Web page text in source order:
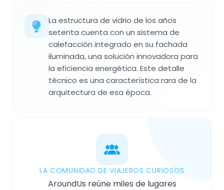
La estructura de vidrio de los años
setenta cuenta con un sistema de
calefacción integrado en su fachada
iluminada, una solución innovadora para
la eficiencia energética. Este detalle
técnico es una característica rara de la
arquitectura de esa época.
LA COMUNIDAD DE VIAJEROS CURIOSOS
AroundUs reúne miles de lugares